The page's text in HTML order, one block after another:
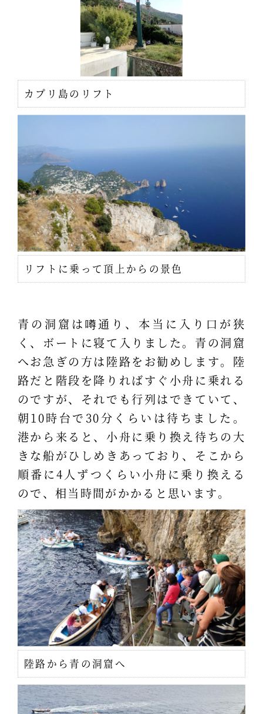
カプリ島のリフト
リフトに乗って頂上からの景色
青の洞窟は噂通り、本当に入り口が狭
く、ボートに寝て入りました。青の洞窟
へお急ぎの方は陸路をお勧めします。陸
路だと階段を降りればすぐ小舟に乗れる
のですが、それでも行列はできていて、
朝10時台で30分くらいは待ちました。
港から来ると、小舟に乗り換え待ちの大
きな船がひしめきあっており、そこから
順番に4人ずつくらい小舟に乗り換える
ので、相当時間がかかると思います。
陸路から青の洞窟へ